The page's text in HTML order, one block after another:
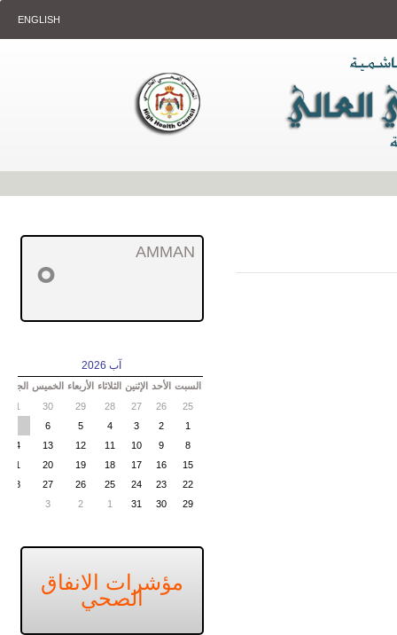
ENGLISH
AMMAN
°
آب 2026
السبت الأحد الإثنين الثلاثاء الأربعاء الخميس الجمعة
25
26
27
28
29
30
31
1
2
3
4
5
6
8
9
10
11
12
13
14
15
16
17
18
19
20
21
22
23
24
25
26
27
28
29
30
31
1
2
3
مؤشرات الانفاق
الصحي